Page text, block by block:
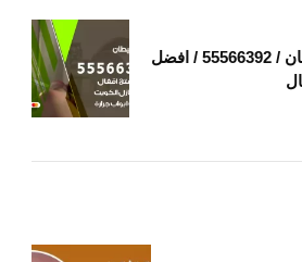
نجار فتح اقفال خيطان / 55566392 / افضل